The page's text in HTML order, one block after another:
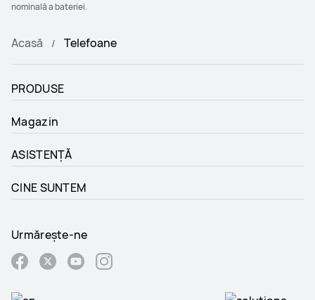
nominală a bateriei.
Acasă Telefoane
PRODUSE
Magazin
ASISTENȚĂ
CINE SUNTEM
Urmărește-ne